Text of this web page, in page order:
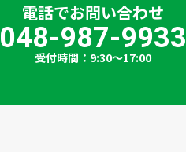
電話でお問い合わせ
048-987-9933
受付時間：9:30～17:00